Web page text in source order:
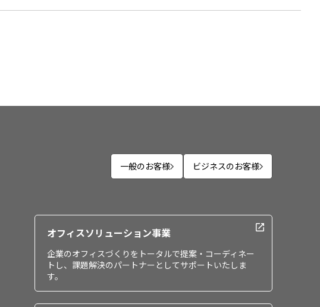
一般のお客様 ビジネスのお客様
オフィスソリューション事業
企業のオフィスづくりをトータルで提案・コーディネー
トし、課題解決のパートナーとしてサポートいたしま
す。